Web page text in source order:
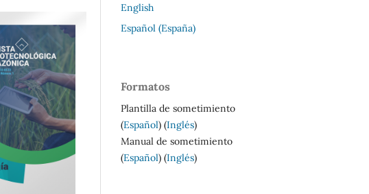
English
Español (España)
Formatos
Plantilla de sometimiento
(Español) (Inglés)
Manual de sometimiento
(Español) (Inglés)